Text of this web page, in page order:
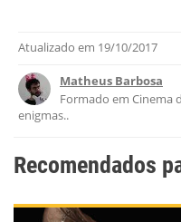
Este conteúdo contém
Este conteúdo não tem
Atualizado em 19/10/2017
Matheus Barbosa
Formado em Cinema
enigmas..
Recomendados